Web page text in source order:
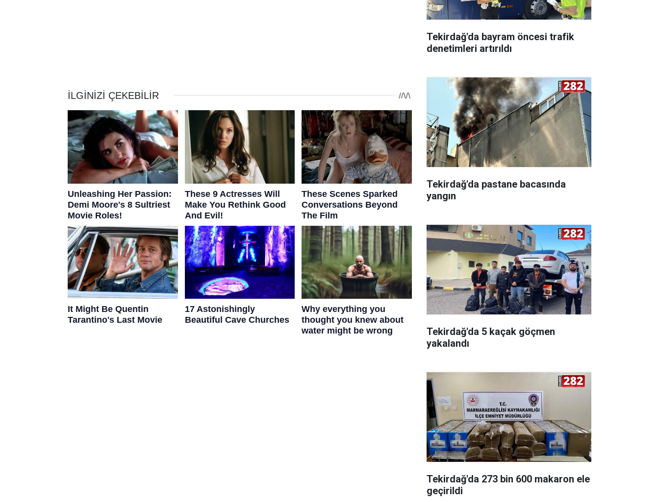
Tekirdağ'da bayram öncesi trafik
denetimleri artırıldı
Tekirdağ'da pastane bacasında
yangın
Tekirdağ'da 5 kaçak göçmen
yakalandı
Tekirdağ'da 273 bin 600 makaron ele
geçirildi